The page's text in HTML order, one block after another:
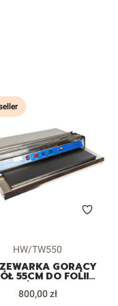
Kod produktu
HW/TW550
GORĄCY
55CM DO FOLII
SPOŻYWCZEJ
CELOFANOWEJ
Cena
800,00 zł